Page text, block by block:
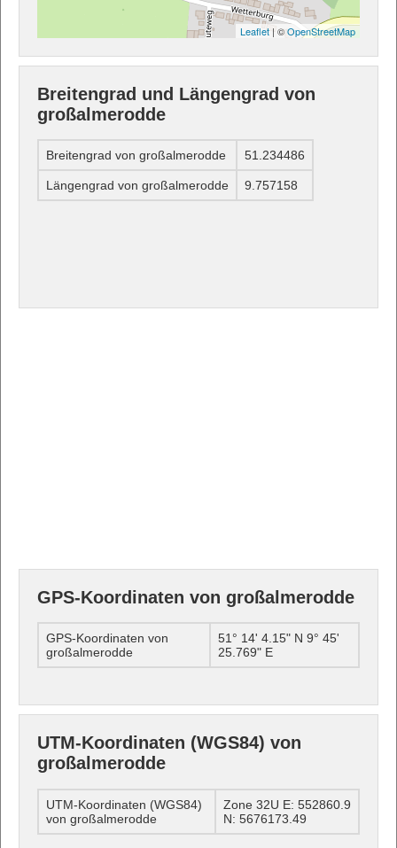
Leaflet | ©OpenStreetMap
Breitengrad und Längengrad von
großalmerodde
Breitengrad von großalmerodde 51.234486
Längengrad von großalmerodde 9.757158
GPS-Koordinaten von großalmerodde
GPS-Koordinaten von
großalmerodde
51° 14' 4.15" N 9° 45'
25.769" E
UTM-Koordinaten (WGS84) von
großalmerodde
UTM-Koordinaten (WGS84)
von großalmerodde
Zone 32U E: 552860.9
N: 5676173.49